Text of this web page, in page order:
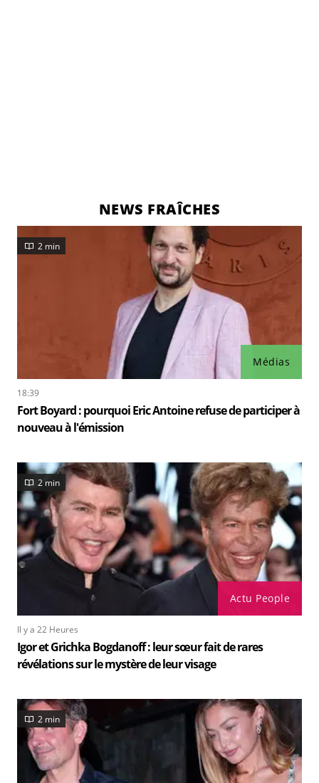
NEWS FRAÎCHES
Médias
2 min
18:39
Fort Boyard : pourquoi Eric Antoine refuse de participer à
nouveau à l'émission
Actu People
2 min
Il y a 22 Heures
Igor et Grichka Bogdanoff : leur sœur fait de rares
révélations sur le mystère de leur visage
2 min